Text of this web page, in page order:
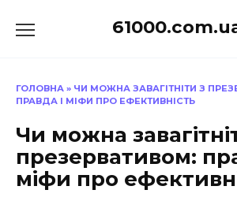
до
ГОЛОВНА » ЧИ МОЖНА ЗАВАГІТНІТИ З
ПРАВДА І МІФИ ПРО ЕФЕКТИВНІСТЬ
Чи можна
презервативом:
міфи про